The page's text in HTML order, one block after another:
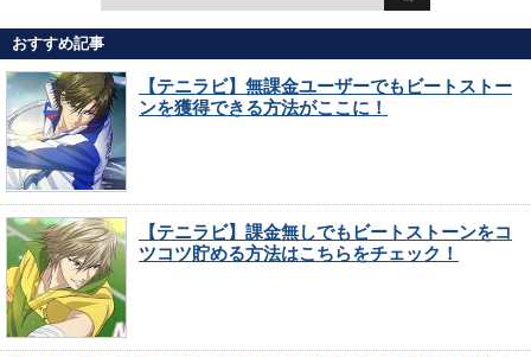
おすすめ記事
【テニラビ】無課金ユーザーでもビートストー
ンを獲得できる方法がここに！
【テニラビ】課金無しでもビートストーンをコ
ツコツ貯める方法はこちらをチェック！